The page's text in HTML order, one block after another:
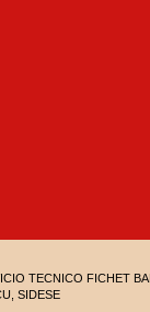
TECNICO FICHET
SIDESE